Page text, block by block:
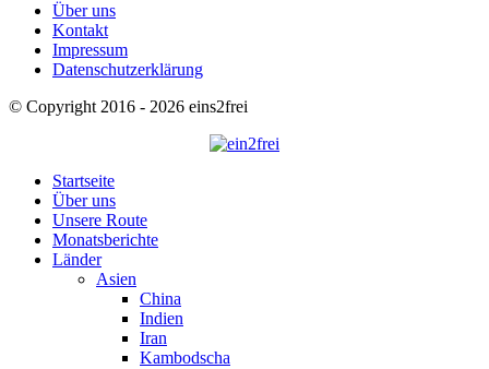
Über uns
Kontakt
Impressum
Datenschutzerklärung
© Copyright 2016 - 2026 eins2frei
Startseite
Über uns
Unsere Route
Monatsberichte
Länder
Asien
China
Indien
Iran
Kambodscha